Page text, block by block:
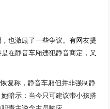
也激励了一些争议。有网友提
在静音车厢违犯静音商定，又
称，静音车厢但并非强制静
暗示：当今只可建议带小孩搭